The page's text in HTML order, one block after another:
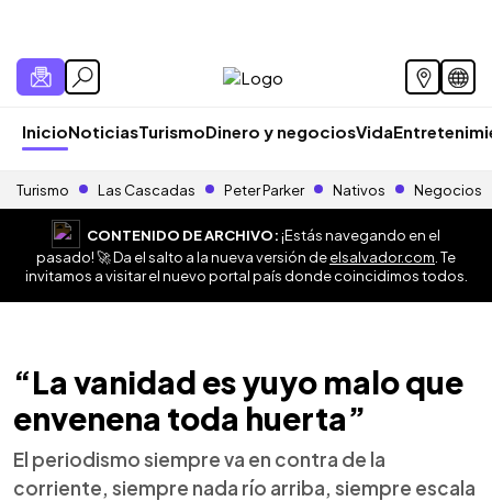
InicioNoticiasTurismoDinero y negociosVida
Turismo Las Cascadas Peter Parker Nativos Negocios
CONTENIDO DE ARCHIVO:¡Estás navegando en el
pasado! 🚀 Da el salto a la nueva versión deelsalvador.com . Te
invitamos a visitar el nuevo portal país donde coincidimos todos.
“La vanidad es yuyo malo que
envenena toda huerta”
El periodismo siempre va en contra de la
corriente, siempre nada río arriba, siempre escala